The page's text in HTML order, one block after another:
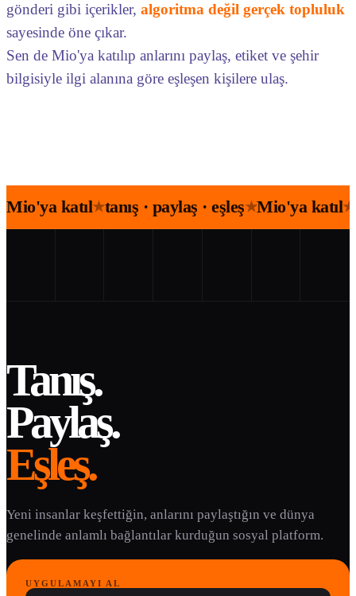
gönderi gibi içerikler, algoritma değil gerçek topluluk
sayesinde öne çıkar.
Sen de Mio'ya katılıp anlarını paylaş, etiket ve şehir
bilgisiyle ilgi alanına göre eşleşen kişilere ulaş.
Mio'ya katıl★tanış · paylaş · eşleş★Mio'ya katıl★
Tanış.
Paylaş.
Eşleş.
Yeni insanlar keşfettiğin, anlarını paylaştığın ve dünya
genelinde anlamlı bağlantılar kurduğun sosyal platform.
UYGULAMAYI AL